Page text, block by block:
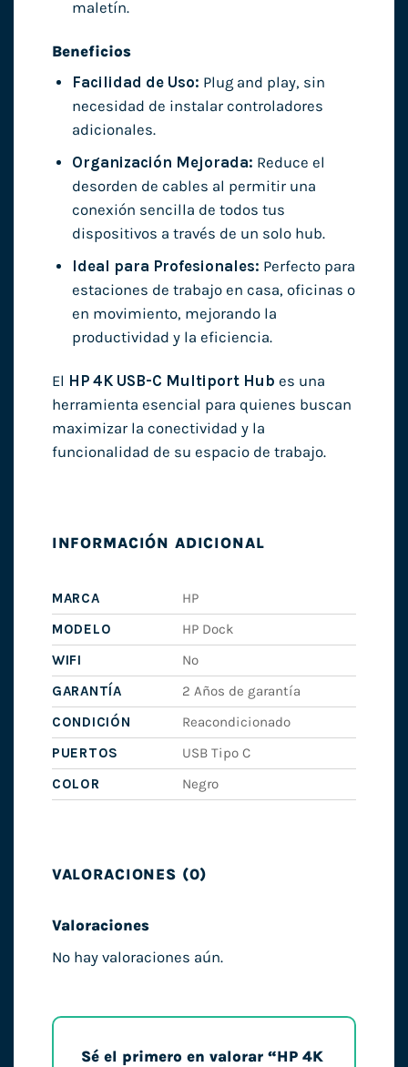
maletín.
Beneficios
Facilidad de Uso: Plug and play, sin
necesidad de instalar controladores
adicionales.
Organización Mejorada: Reduce el
desorden de cables al permitir una
conexión sencilla de todos tus
dispositivos a través de un solo hub.
Ideal para Profesionales: Perfecto para
estaciones de trabajo en casa, oficinas o
en movimiento, mejorando la
productividad y la eficiencia.
El HP 4K USB-C Multiport Hub es una
herramienta esencial para quienes buscan
maximizar la conectividad y la
funcionalidad de su espacio de trabajo.
INFORMACIÓN ADICIONAL
MARCA
HP
MODELO
HP Dock
WIFI
No
GARANTÍA
2 Años de garantía
CONDICIÓN
Reacondicionado
PUERTOS
USB Tipo C
COLOR
Negro
VALORACIONES (0)
Valoraciones
No hay valoraciones aún.
Sé el primero en valorar “HP 4K